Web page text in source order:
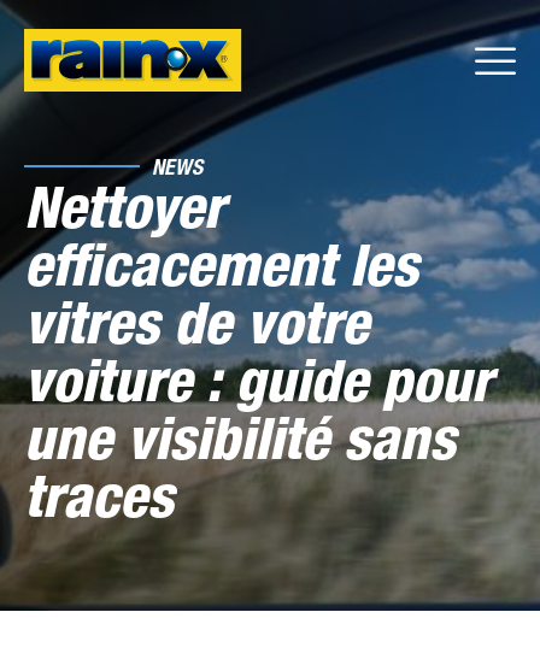
NEWS
Nettoyer
efficacement les
vitres de votre
voiture : guide pour
une visibilité sans
traces